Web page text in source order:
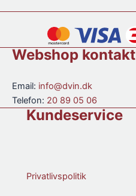
Webshop kontakt
Email: info@dvin.dk
Telefon: 20 89 05 06
Kundeservice
Privatlivspolitik